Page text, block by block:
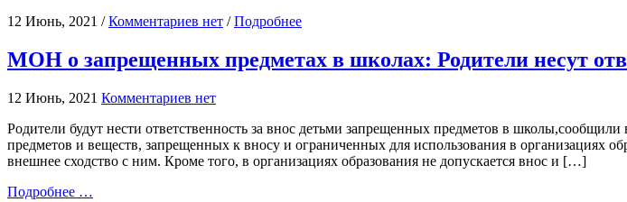
12 Июнь, 2021 /Комментариев нет /Подробнее
МОН о запрещенных предметах в школах: Родители несут
12 Июнь, 2021 Комментариев нет
Родители будут нести ответственность за внос детьми запрещенных предметов в
предметов и веществ, запрещенных к вносу и ограниченных для использования в
внешнее сходство с ним. Кроме того, в организациях образования не допускается внос и […]
Подробнее …